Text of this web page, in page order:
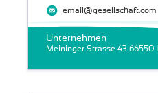
Unternehmen
Meininger Strasse 43 66550
email@gesellschaft.com